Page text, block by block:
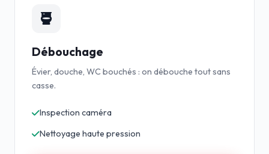
Débouchage
Évier, douche, WC bouchés : on débouche tout sans
casse.
Inspection caméra
Nettoyage haute pression